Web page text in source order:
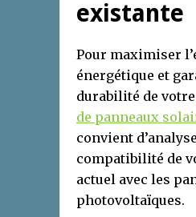
existante
Pour maximiser
énergétique et
durabilité de votre
de panneaux
convient
compatibilité de
actuel avec les
photovoltaïques.